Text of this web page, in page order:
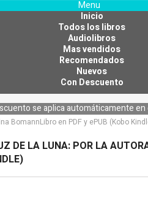
Menu
Inicio
Todos los libros
Audiolibros
Mas vendidos
Recomendados
Nuevos
Con Descuento
se aplica automáticamente en
BomannLibro en PDF y ePUB (Kobo
DE LA LUNA: POR LA